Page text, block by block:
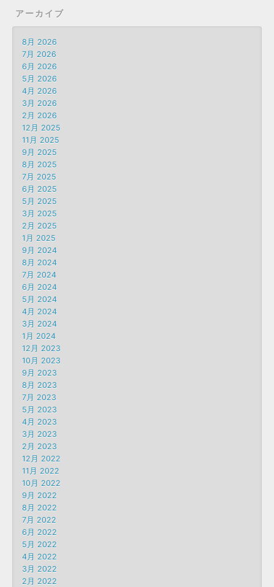
アーカイブ
8月 2026
7月 2026
6月 2026
5月 2026
4月 2026
3月 2026
2月 2026
12月 2025
11月 2025
9月 2025
8月 2025
7月 2025
6月 2025
5月 2025
3月 2025
2月 2025
1月 2025
9月 2024
8月 2024
7月 2024
6月 2024
5月 2024
4月 2024
3月 2024
1月 2024
12月 2023
10月 2023
9月 2023
8月 2023
7月 2023
5月 2023
4月 2023
3月 2023
2月 2023
12月 2022
11月 2022
10月 2022
9月 2022
8月 2022
7月 2022
6月 2022
5月 2022
4月 2022
3月 2022
2月 2022